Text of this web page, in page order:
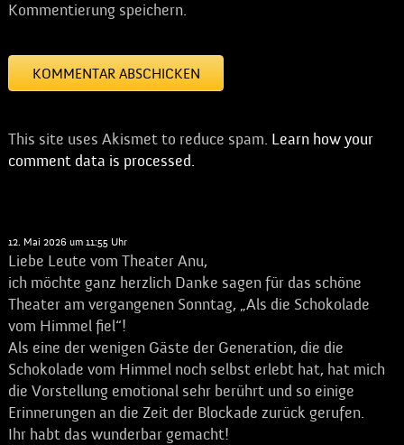
Kommentierung speichern.
This site uses Akismet to reduce spam. Learn how your
comment data is processed.
12. Mai 2026 um 11:55 Uhr
Liebe Leute vom Theater Anu,
ich möchte ganz herzlich Danke sagen für das schöne
Theater am vergangenen Sonntag, „Als die Schokolade
vom Himmel fiel“!
Als eine der wenigen Gäste der Generation, die die
Schokolade vom Himmel noch selbst erlebt hat, hat mich
die Vorstellung emotional sehr berührt und so einige
Erinnerungen an die Zeit der Blockade zurück gerufen.
Ihr habt das wunderbar gemacht!